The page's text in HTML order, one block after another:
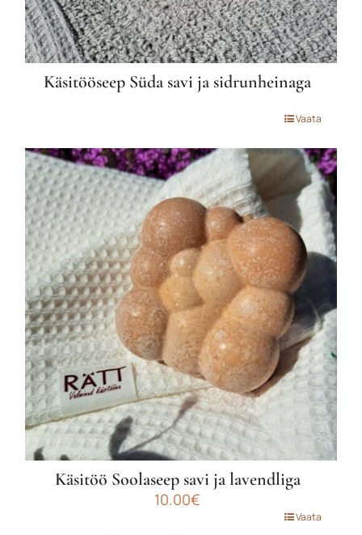
Käsitööseep Süda savi ja sidrunheinaga
Vaata
Käsitöö Soolaseep savi ja lavendliga
10.00€
Vaata